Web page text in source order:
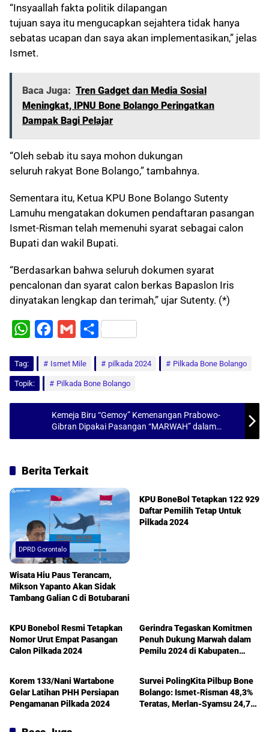
“Insyaallah fakta politik dilapangan
tujuan saya itu mengucapkan sejahtera tidak hanya
sebatas ucapan dan saya akan implementasikan,” jelas
Ismet.
Baca Juga: Tren Gadget dan Media Sosial
Meningkat, IPNU Bone Bolango Peringatkan
Dampak Bagi Pelajar
“Oleh sebab itu saya mohon dukungan
seluruh rakyat Bone Bolango,” tambahnya.
Sementara itu, Ketua KPU Bone Bolango Sutenty
Lamuhu mengatakan dokumen pendaftaran pasangan
Ismet-Risman telah memenuhi syarat sebagai calon
Bupati dan wakil Bupati.
“Berdasarkan bahwa seluruh dokumen syarat
pencalonan dan syarat calon berkas Bapaslon Iris
dinyatakan lengkap dan terimah,” ujar Sutenty. (*)
W
t
s
p
c
e
b
o
o
a
i
l
S
a
r
e
Tag: Ismet Mile pilkada 2024 Pilkada Bone Bolango
Topik: Pilkada Bone Bolango
Kemeja Biru “Gemoy” Kemenangan Prabowo-
Gibran Dipakai Pasangan “MARWAH” dalam
Pendaftaran Pilkada Boalemo
Berita Terkait
DPRD Gorontalo
Wisata Hiu Paus Terancam,
Mikson Yapanto Akan Sidak
Tambang Galian C di Botubarani
KPU BoneBol Tetapkan 122 929
Daftar Pemilih Tetap Untuk
Pilkada 2024
Advertorial
KPU Bonebol Resmi Tetapkan
Nomor Urut Empat Pasangan
Calon Pilkada 2024
Gerindra Tegaskan Komitmen
Penuh Dukung Marwah dalam
Pemilu 2024 di Kabupaten
Berita
Korem 133/Nani Wartabone
Gelar Latihan PHH Persiapan
Pengamanan Pilkada 2024
Bonebolango
Survei PolingKita Pilbup Bone
Bolango: Ismet-Risman 48,3%
Teratas, Merlan-Syamsu 24,7%,